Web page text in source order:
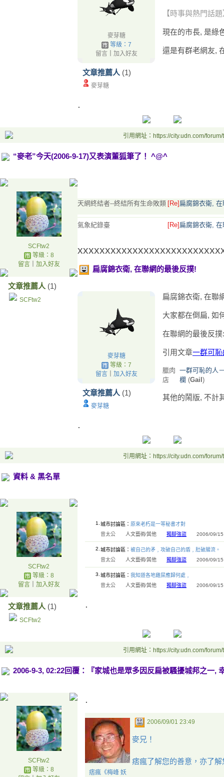
麥芽糖
等級：7
留言｜ 加入好友
文章推薦人 (1)
麥芽糖
【時事與熱門話
現在的市長, 是綠
還是有群老網友,
.
引用網址：https://city.udn.com/
“麥老”今天(2006-9-17)又表演董狐筆了！ ^@^
SCFtw2
等級：8
留言｜ 加入好友
文章推薦人 (1)
SCFtw2
天網終結者--終結所有生命敗類 [Re] 扁腐錦衣衛,
氣象紀錄臺 [Re] 扁腐錦衣衛,
扁腐錦衣衛, 在聯網的最後反撲!
麥芽糖
等級：7
留言｜ 加入好友
文章推薦人 (1)
麥芽糖
扁腐錦衣衛, 在聯
大家都在倒扁, 如
在聯網的最後反撲:
引用文章一群可
臘肉
店
一群可恥的人
欄 (Gail )
其他的鬧版, 不計
.
引用網址：https://city.udn.com/
資料 & 黑名單
SCFtw2
等級：8
留言｜ 加入好友
文章推薦人 (1)
SCFtw2
1. 城市討論區：
原來老朽是一等秘書才對
曾太公 人文藝術∕其他 獨腳強盜 2006/09/15
2. 城市討論區： 被自己的矛﹐攻破自己的盾﹐肚破腸流。
曾太公 人文藝術∕其他 獨腳強盜 2006/09/15
3. 城市討論區： 我知道各地雞屎應歸何處﹐
曾太公 人文藝術∕其他 獨腳強盜 2006/09/15
.
引用網址：https://city.udn.com/
2006-9-3, 02:22回覆：『家城也是眾多因反扁被騷擾城邦之一,
SCFtw2
等級：8
.
痞瘋《梅峰 妖
2006/09/01 23:49
麥兄！
痞瘋了解您的善意，亦了